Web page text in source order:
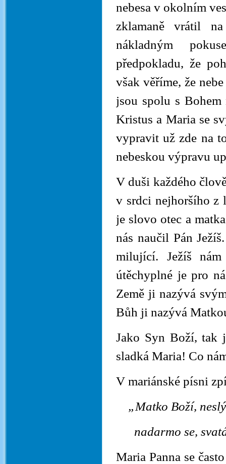
nebesa v okolním
zklamaně vrátil
nákladným
předpokladu, že
však věříme, že
jsou spolu s
Kristus a Maria se
vypravit už zde na
nebeskou výpravu
V duši každého
v srdci nejhoršího z
je slovo otec a
nás naučil Pán
milující. Ježíš
útěchyplné je pro
Země ji nazývá
Bůh ji nazývá
Jako Syn Boží, tak
sladká Maria! Co
V mariánské písni
„Matko Boží,
nadarmo se,
Maria Panna se